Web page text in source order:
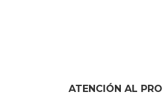
ATENCIÓN AL